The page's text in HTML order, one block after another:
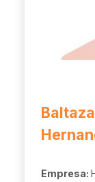
Empresa: